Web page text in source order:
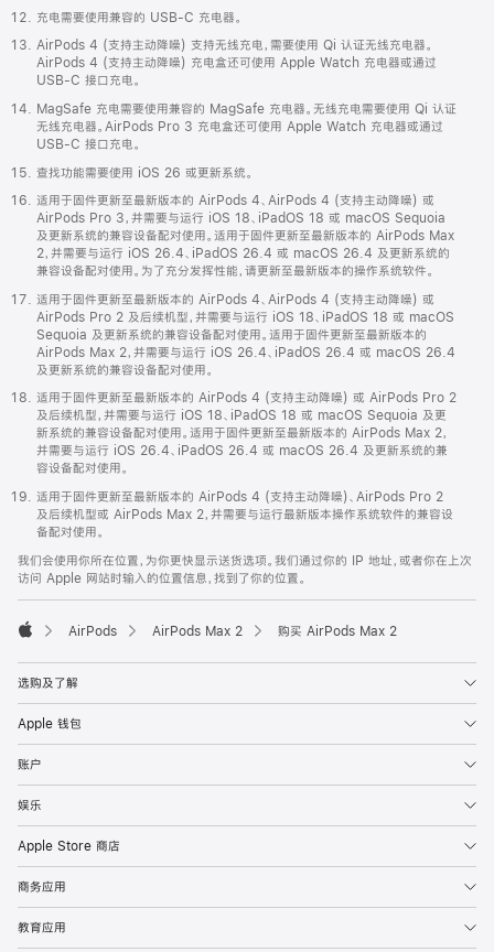
充电需要使用兼容的 USB-C 充电器。
AirPods 4 (支持主动降噪) 支持无线充电，需要使用 Qi 认证无线充电器。
AirPods 4 (支持主动降噪) 充电盒还可使用 Apple Watch 充电器或通过
USB-C 接口充电。
MagSafe 充电需要使用兼容的 MagSafe 充电器。无线充电需要使用 Qi 认证
无线充电器。AirPods Pro 3 充电盒还可使用 Apple Watch 充电器或通过
USB-C 接口充电。
查找功能需要使用 iOS 26 或更新系统。
适用于固件更新至最新版本的 AirPods 4、AirPods 4 (支持主动降噪) 或
AirPods Pro 3，并需要与运行 iOS 18、iPadOS 18 或 macOS Sequoia
及更新系统的兼容设备配对使用。适用于固件更新至最新版本的 AirPods Max
2，并需要与运行 iOS 26.4、iPadOS 26.4 或 macOS 26.4 及更新系统的
兼容设备配对使用。为了充分发挥性能，请更新至最新版本的操作系统软件。
适用于固件更新至最新版本的 AirPods 4、AirPods 4 (支持主动降噪) 或
AirPods Pro 2 及后续机型，并需要与运行 iOS 18、iPadOS 18 或 macOS
Sequoia 及更新系统的兼容设备配对使用。适用于固件更新至最新版本的
AirPods Max 2，并需要与运行 iOS 26.4、iPadOS 26.4 或 macOS 26.4
及更新系统的兼容设备配对使用。
适用于固件更新至最新版本的 AirPods 4 (支持主动降噪) 或 AirPods Pro 2
及后续机型，并需要与运行 iOS 18、iPadOS 18 或 macOS Sequoia 及更
新系统的兼容设备配对使用。适用于固件更新至最新版本的 AirPods Max 2，
并需要与运行 iOS 26.4、iPadOS 26.4 或 macOS 26.4 及更新系统的兼
容设备配对使用。
适用于固件更新至最新版本的 AirPods 4 (支持主动降噪)、AirPods Pro 2
及后续机型或 AirPods Max 2，并需要与运行最新版本操作系统软件的兼容设
备配对使用。
我们会使用你所在位置，为你更快显示送货选项。我们通过你的 IP 地址，或者你在上次
访问 Apple 网站时输入的位置信息，找到了你的位置。
AirPods AirPods Max 2 购买 AirPods Max 2
选购及了解
Apple 钱包
账户
娱乐
Apple Store 商店
商务应用
教育应用